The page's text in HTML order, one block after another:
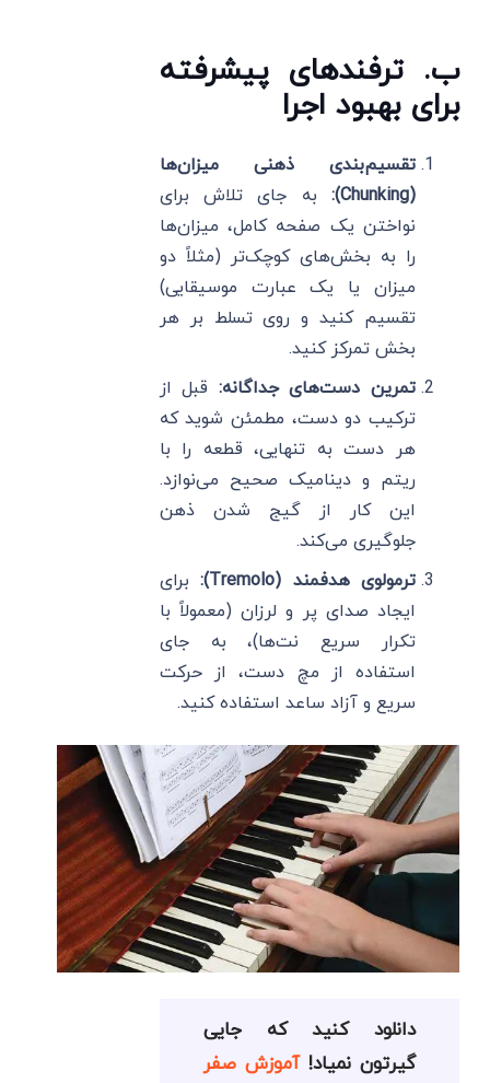
ب. ترفندهای پیشرفته
برای بهبود اجرا
تقسیم‌بندی ذهنی میزان‌ها
(Chunking):
به جای تلاش برای
نواختن یک صفحه کامل، میزان‌ها
را به بخش‌های کوچک‌تر (مثلاً دو
میزان یا یک عبارت موسیقایی)
تقسیم کنید و روی تسلط بر هر
بخش تمرکز کنید.
تمرین دست‌های جداگانه: قبل از
ترکیب دو دست، مطمئن شوید که
هر دست به تنهایی، قطعه را با
ریتم و دینامیک صحیح می‌نوازد.
این کار از گیج شدن ذهن
جلوگیری می‌کند.
ترمولوی هدفمند (Tremolo):
برای
ایجاد صدای پر و لرزان (معمولاً با
تکرار سریع نت‌ها)، به جای
استفاده از مچ دست، از حرکت
سریع و آزاد ساعد استفاده کنید.
دانلود کنید که جایی
گیرتون نمیاد!آموزش صفر